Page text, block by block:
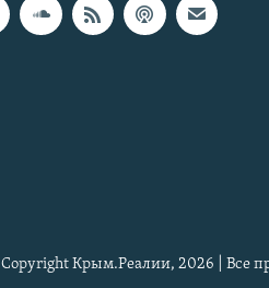
Copyright Крым.Реалии, 2026 | Все